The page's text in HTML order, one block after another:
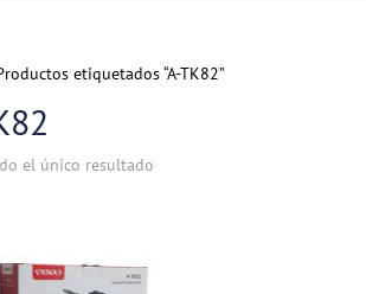
etiquetados “A-TK82”
el único resultado